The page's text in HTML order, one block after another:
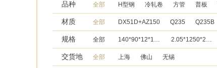
品种 全部 H型钢 冷轧卷 方管 普板
材质 全部 DX51D+AZ150 Q235 Q235B
规格 全部 140*90*12*12000 2.05*1250*2000
交货地 全部 上海 佛山 无锡